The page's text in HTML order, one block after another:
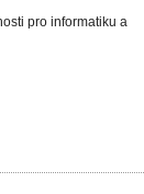
pro informatiku a